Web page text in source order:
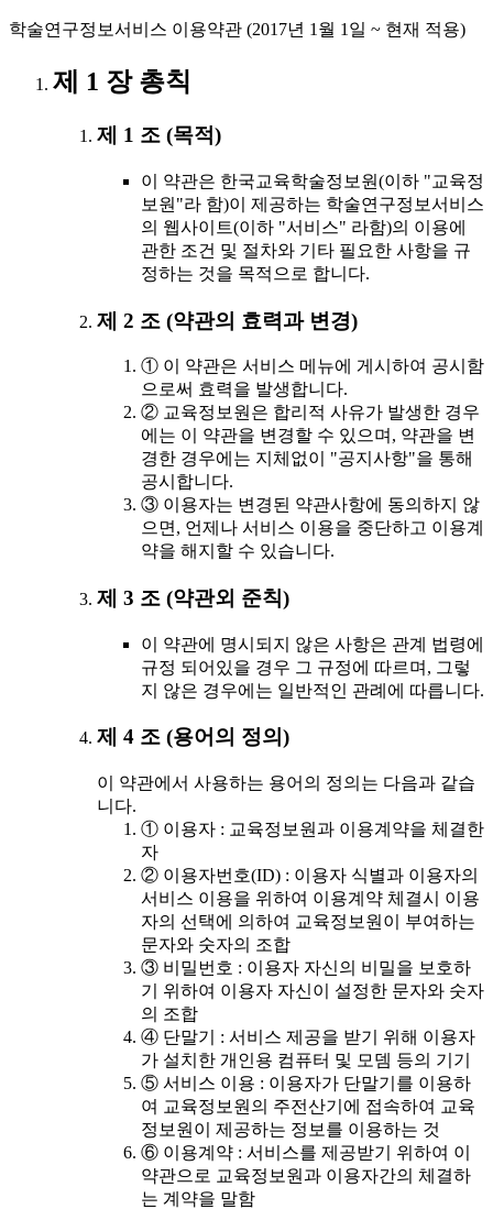
학술연구정보서비스 이용약관 (2017년 1월 1일 ~ 현재 적용)
제 1 장 총칙
제 1 조 (목적)
이 약관은 한국교육학술정보원(이하 "교육정
보원"라 함)이 제공하는 학술연구정보서비스
의 웹사이트(이하 "서비스" 라함)의 이용에
관한 조건 및 절차와 기타 필요한 사항을 규
정하는 것을 목적으로 합니다.
제 2 조 (약관의 효력과 변경)
① 이 약관은 서비스 메뉴에 게시하여 공시함
으로써 효력을 발생합니다.
② 교육정보원은 합리적 사유가 발생한 경우
에는 이 약관을 변경할 수 있으며, 약관을 변
경한 경우에는 지체없이 "공지사항"을 통해
공시합니다.
③ 이용자는 변경된 약관사항에 동의하지 않
으면, 언제나 서비스 이용을 중단하고 이용계
약을 해지할 수 있습니다.
제 3 조 (약관외 준칙)
이 약관에 명시되지 않은 사항은 관계 법령에
규정 되어있을 경우 그 규정에 따르며, 그렇
지 않은 경우에는 일반적인 관례에 따릅니다.
제 4 조 (용어의 정의)
이 약관에서 사용하는 용어의 정의는 다음과 같습
니다.
① 이용자 : 교육정보원과 이용계약을 체결한
자
② 이용자번호(ID) : 이용자 식별과 이용자의
서비스 이용을 위하여 이용계약 체결시 이용
자의 선택에 의하여 교육정보원이 부여하는
문자와 숫자의 조합
③ 비밀번호 : 이용자 자신의 비밀을 보호하
기 위하여 이용자 자신이 설정한 문자와 숫자
의 조합
④ 단말기 : 서비스 제공을 받기 위해 이용자
가 설치한 개인용 컴퓨터 및 모뎀 등의 기기
⑤ 서비스 이용 : 이용자가 단말기를 이용하
여 교육정보원의 주전산기에 접속하여 교육
정보원이 제공하는 정보를 이용하는 것
⑥ 이용계약 : 서비스를 제공받기 위하여 이
약관으로 교육정보원과 이용자간의 체결하
는 계약을 말함